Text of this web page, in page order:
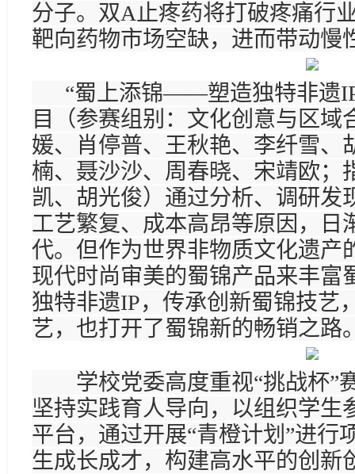
分子。双A止疼药将打破疼痛行
靶向药物市场空缺，进而带动慢
“蜀上添锦——塑造独特非遗IP
目（参赛组别：文化创意与区域
媛、肖停普、王秋艳、李纤雪、
楠、聂沙沙、周春晓、宋靖欧；
凯、胡光俊）通过分析、调研发
工艺繁复、成本高昂等原因，日
代。但作为世界非物质文化遗产
现代时尚审美的蜀锦产品来丰富
独特非遗IP，传承创新蜀锦技艺
艺，也打开了蜀锦新的畅销之路
学校党委高度重视“挑战杯”
坚持实践育人导向，以组织学生
平台，通过开展“青橙计划”进行
生成长成才，构建高水平的创新